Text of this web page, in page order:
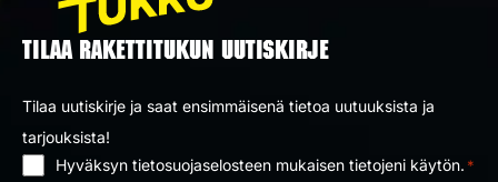
TILAA RAKETTITUKUN UUTISKIRJE
Tilaa uutiskirje ja saat ensimmäisenä tietoa uutuuksista ja
tarjouksista!
Hyväksyn tietosuojaselosteen mukaisen tietojeni käytön. *